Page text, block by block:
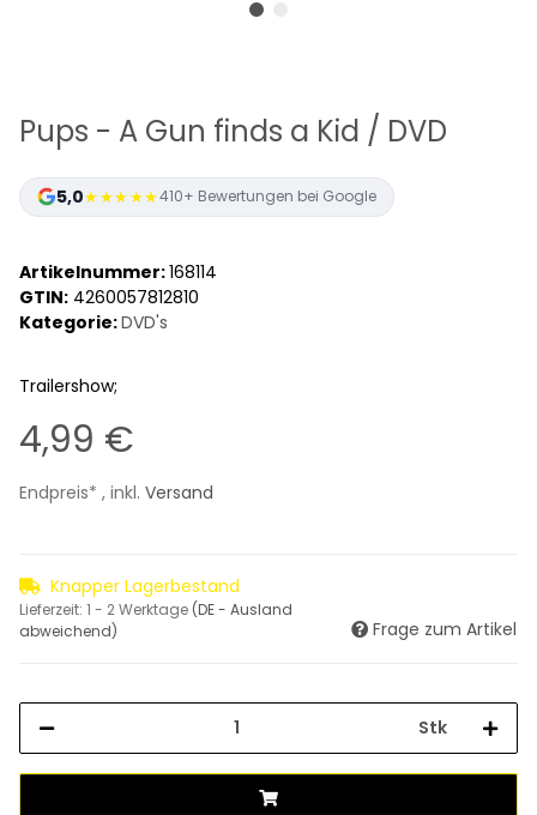
Pups - A Gun finds a Kid / DVD
5,0★★★★★410+ Bewertungen bei Google
Artikelnummer:168114
GTIN: 4260057812810
Kategorie:DVD's
Trailershow;
4,99 €
Endpreis* , inkl. Versand
Knapper Lagerbestand
Lieferzeit: 1 - 2 Werktage (DE - Ausland
abweichend)
Frage zum Artikel
Stk